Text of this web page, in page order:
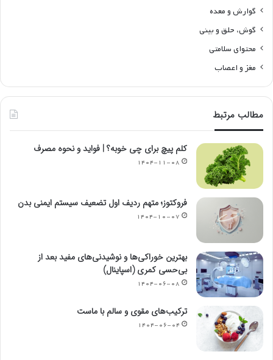
گوارش و معده
گوش، حلق و بینی
محتوای سلامتی
مغز و اعصاب
مطالب مرتبط
کلم پیچ برای چی خوبه؟ | فواید و نحوه مصرف
۱۴۰۴-۱۱-۰۸
فروکتوز؛ متهم ردیف اول تضعیف سیستم ایمنی بدن
۱۴۰۴-۱۰-۰۷
بهترین خوراکی‌ها و نوشیدنی‌های مفید بعد از
بی‌حسی کمری (اسپاینال)
۱۴۰۴-۰۶-۰۸
ترکیب‌های مقوی و سالم با ماست
۱۴۰۴-۰۶-۰۴